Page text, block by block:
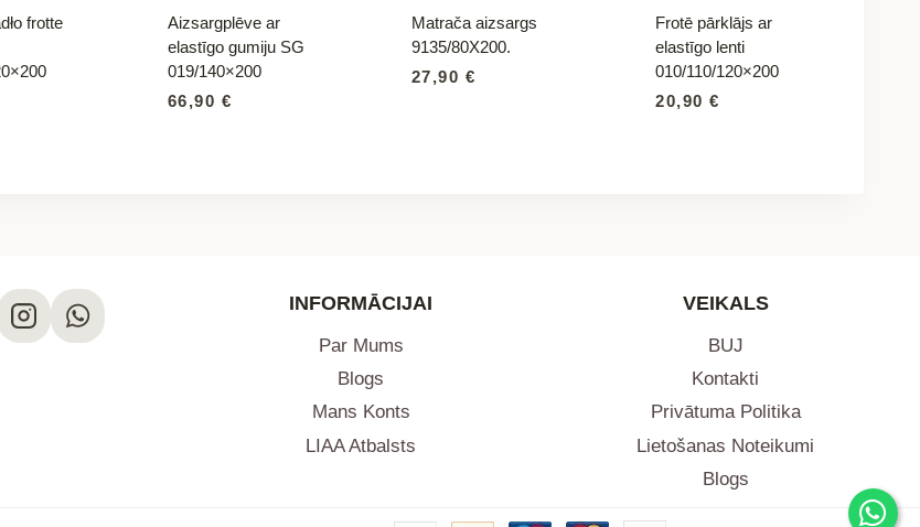
frotte
Aizsargplēve ar
elastīgo gumiju SG
019/140×200
66,90 €
Matrača aizsargs
9135/80X200.
27,90 €
Frotē pārklājs ar
elastīgo lenti
010/110/120×200
20,90€
INFORMĀCIJAI
Par Mums
Blogs
Mans Konts
LIAA Atbalsts
VEIKALS
BUJ
Kontakti
Privātuma Politika
Lietošanas Noteikumi
Blogs